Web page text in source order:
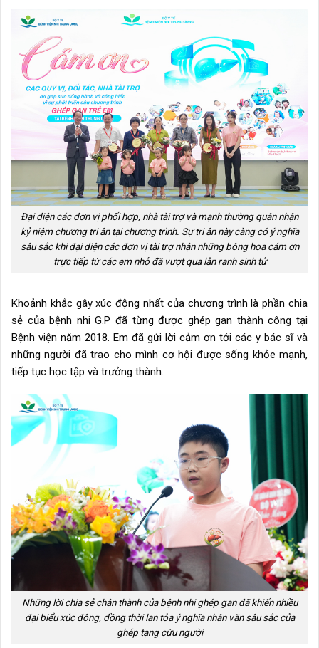
Đại diện các đơn vị phối hợp, nhà tài trợ và mạnh thường quân nhận
kỷ niệm chương tri ân tại chương trình. Sự tri ân này càng có ý nghĩa
sâu sắc khi đại diện các đơn vị tài trợ nhận những bông hoa cám ơn
trực tiếp từ các em nhỏ đã vượt qua lằn ranh sinh tử
Khoảnh khắc gây xúc động nhất của chương trình là phần chia
sẻ của bệnh nhi G.P đã từng được ghép gan thành công tại
Bệnh viện năm 2018. Em đã gửi lời cảm ơn tới các y bác sĩ và
những người đã trao cho mình cơ hội được sống khỏe mạnh,
tiếp tục học tập và trưởng thành.
Những lời chia sẻ chân thành của bệnh nhi ghép gan đã khiến nhiều
đại biểu xúc động, đồng thời lan tỏa ý nghĩa nhân văn sâu sắc của
ghép tạng cứu người